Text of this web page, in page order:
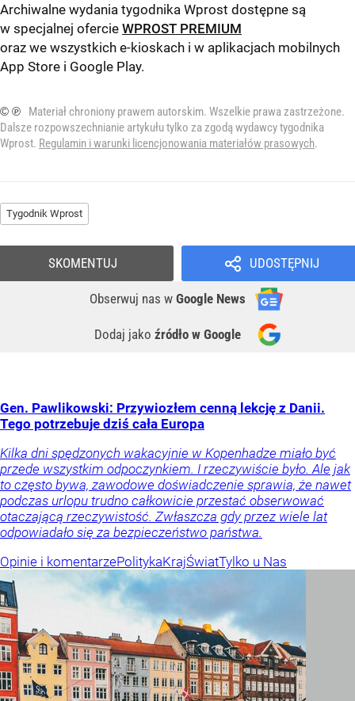
Archiwalne wydania tygodnika Wprost dostępne są
w specjalnej ofercie WPROST PREMIUM
oraz we wszystkich e-kioskach i w aplikacjach mobilnych
App Store i Google Play.
© ℗
Materiał chroniony prawem autorskim. Wszelkie prawa zastrzeżone.
Dalsze rozpowszechnianie artykułu tylko za zgodą wydawcy tygodnika
Wprost. Regulamin i warunki licencjonowania materiałów prasowych.
Tygodnik Wprost
UDOSTĘPNIJ
Obserwuj nas w Google News
Dodaj jako źródło w Google
SKOMENTUJ
Gen. Pawlikowski: Przywiozłem cenną lekcję z Danii.
Tego potrzebuje dziś cała Europa
Kilka dni spędzonych wakacyjnie w Kopenhadze miało być
przede wszystkim odpoczynkiem. I rzeczywiście było. Ale jak
to często bywa, zawodowe doświadczenie sprawia, że nawet
podczas urlopu trudno całkowicie przestać obserwować
otaczającą rzeczywistość. Zwłaszcza gdy przez wiele lat
odpowiadało się za bezpieczeństwo państwa.
Opinie i komentarzePolitykaKrajŚwiatTylko u Nas